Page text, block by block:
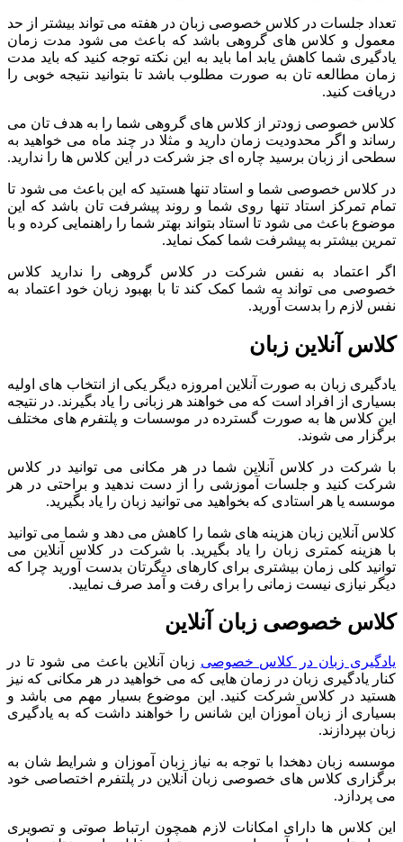
تعداد جلسات در کلاس خصوصی زبان در هفته می تواند بیشتر از حد
معمول و کلاس های گروهی باشد که باعث می شود مدت زمان
یادگیری شما کاهش یابد اما باید به این نکته توجه کنید که باید مدت
زمان مطالعه تان به صورت مطلوب باشد تا بتوانید نتیجه خوبی را
دریافت کنید.
کلاس خصوصی زودتر از کلاس های گروهی شما را به هدف تان می
رساند و اگر محدودیت زمان دارید و مثلا در چند ماه می خواهید به
سطحی از زبان برسید چاره ای جز شرکت در این کلاس ها را ندارید.
در کلاس خصوصی شما و استاد تنها هستید که این باعث می شود تا
تمام تمرکز استاد تنها روی شما و روند پیشرفت تان باشد که این
موضوع باعث می شود تا استاد بتواند بهتر شما را راهنمایی کرده و با
تمرین بیشتر به پیشرفت شما کمک نماید.
اگر اعتماد به نفس شرکت در کلاس گروهی را ندارید کلاس
خصوصی می تواند به شما کمک کند تا با بهبود زبان خود اعتماد به
نفس لازم را بدست آورید.
کلاس آنلاین زبان
یادگیری زبان به صورت آنلاین امروزه دیگر یکی از انتخاب های اولیه
بسیاری از افراد است که می خواهند هر زبانی را یاد بگیرند. در نتیجه
این کلاس ها به صورت گسترده در موسسات و پلتفرم های مختلف
برگزار می شوند.
با شرکت در کلاس آنلاین شما در هر مکانی می توانید در کلاس
شرکت کنید و جلسات آموزشی را از دست ندهید و براحتی در هر
موسسه یا هر استادی که بخواهید می توانید زبان را یاد بگیرید.
کلاس آنلاین زبان هزینه های شما را کاهش می دهد و شما می توانید
با هزینه کمتری زبان را یاد بگیرید. با شرکت در کلاس آنلاین می
توانید کلی زمان بیشتری برای کارهای دیگرتان بدست آورید چرا که
دیگر نیازی نیست زمانی را برای رفت و آمد صرف نمایید.
کلاس خصوصی زبان آنلاین
یادگیری زبان در کلاس خصوصی زبان آنلاین باعث می شود تا در
کنار یادگیری زبان در زمان هایی که می خواهید در هر مکانی که نیز
هستید در کلاس شرکت کنید. این موضوع بسیار مهم می باشد و
بسیاری از زبان آموزان این شانس را خواهند داشت که به یادگیری
زبان بپردازند.
موسسه زبان دهخدا با توجه به نیاز زبان آموزان و شرایط شان به
برگزاری کلاس های خصوصی زبان آنلاین در پلتفرم اختصاصی خود
می پردازد.
این کلاس ها دارای امکانات لازم همچون ارتباط صوتی و تصویری